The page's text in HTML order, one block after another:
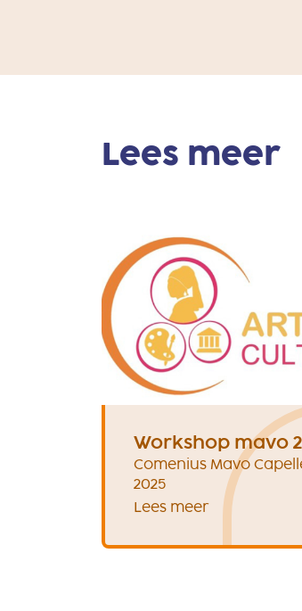
Lees meer
Workshop mavo 2
Comenius Mavo
2025
Lees meer